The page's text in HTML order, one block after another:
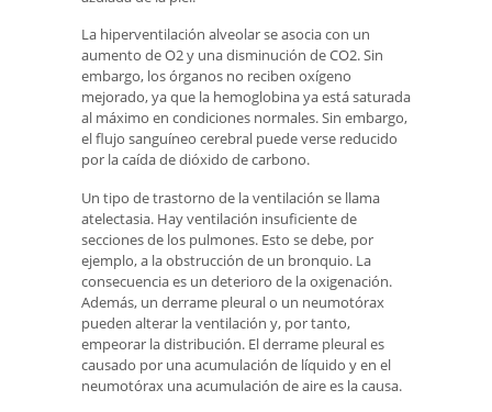
La hiperventilación alveolar se asocia con un
aumento de O2 y una disminución de CO2. Sin
embargo, los órganos no reciben oxígeno
mejorado, ya que la hemoglobina ya está saturada
al máximo en condiciones normales. Sin embargo,
el flujo sanguíneo cerebral puede verse reducido
por la caída de dióxido de carbono.
Un tipo de trastorno de la ventilación se llama
atelectasia. Hay ventilación insuficiente de
secciones de los pulmones. Esto se debe, por
ejemplo, a la obstrucción de un bronquio. La
consecuencia es un deterioro de la oxigenación.
Además, un derrame pleural o un neumotórax
pueden alterar la ventilación y, por tanto,
empeorar la distribución. El derrame pleural es
causado por una acumulación de líquido y en el
neumotórax una acumulación de aire es la causa.